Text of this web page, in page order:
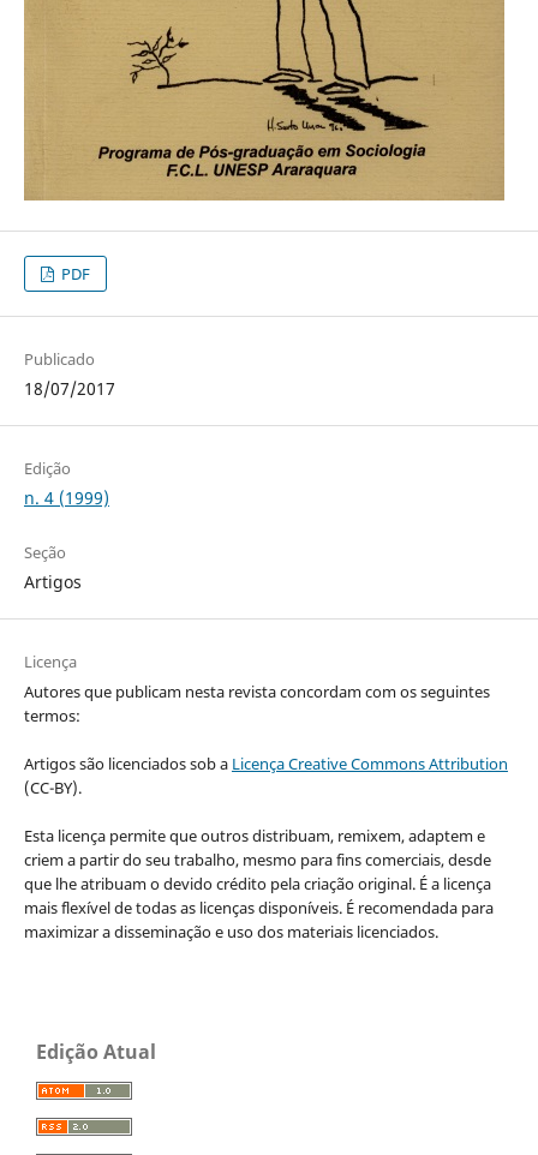
PDF
Publicado
18/07/2017
Edição
n. 4 (1999)
Seção
Artigos
Licença
Autores que publicam nesta revista concordam com os seguintes
termos:
Artigos são licenciados sob a Licença Creative Commons Attribution
(CC-BY).
Esta licença permite que outros distribuam, remixem, adaptem e
criem a partir do seu trabalho, mesmo para fins comerciais, desde
que lhe atribuam o devido crédito pela criação original. É a licença
mais flexível de todas as licenças disponíveis. É recomendada para
maximizar a disseminação e uso dos materiais licenciados.
Edição Atual